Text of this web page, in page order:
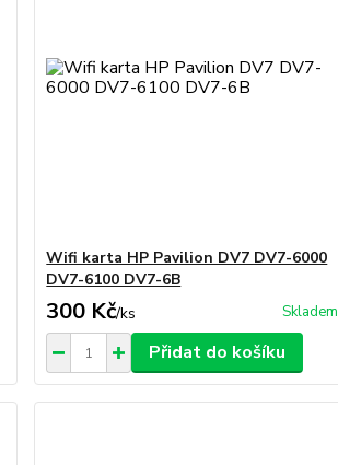
Wifi karta HP Pavilion DV7 DV7-6000
DV7-6100 DV7-6B
300 Kč/ks Skladem
Přidat do košíku